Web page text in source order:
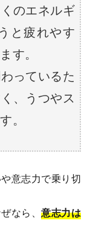
のエネルギ
と疲れやす
す。
っているた
、うつやス
。
意志力で乗り切
なら、意志力は